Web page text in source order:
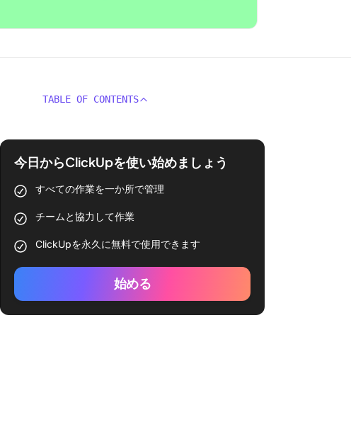
TABLE OF CONTENTS
今日からClickUpを使い始めましょう
すべての作業を一か所で管理
チームと協力して作業
ClickUpを永久に無料で使用できます
始める